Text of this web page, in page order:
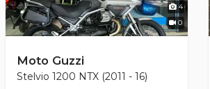
4
0
Moto Guzzi
Stelvio 1200 NTX (2011 - 16)